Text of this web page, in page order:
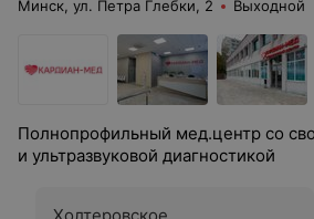
Минск, ул. Петра Глебки, 2 Выходной
Полнопрофильный мед.центр со
и ультразвуковой диагностикой